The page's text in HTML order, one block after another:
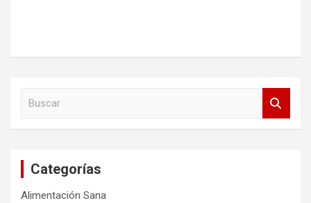
Categorías
Alimentación Sana